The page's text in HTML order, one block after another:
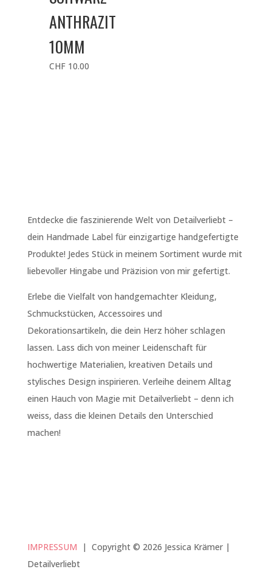
ANTHRAZIT
10MM
CHF10.00
Entdecke die faszinierende Welt von Detailverliebt –
dein Handmade Label für einzigartige handgefertigte
Produkte! Jedes Stück in meinem Sortiment wurde mit
liebevoller Hingabe und Präzision von mir gefertigt.
Erlebe die Vielfalt von handgemachter Kleidung,
Schmuckstücken, Accessoires und
Dekorationsartikeln, die dein Herz höher schlagen
lassen. Lass dich von meiner Leidenschaft für
hochwertige Materialien, kreativen Details und
stylisches Design inspirieren. Verleihe deinem Alltag
einen Hauch von Magie mit Detailverliebt – denn ich
weiss, dass die kleinen Details den Unterschied
machen!
IMPRESSUM | Copyright © 2026 Jessica Krämer |
Detailverliebt